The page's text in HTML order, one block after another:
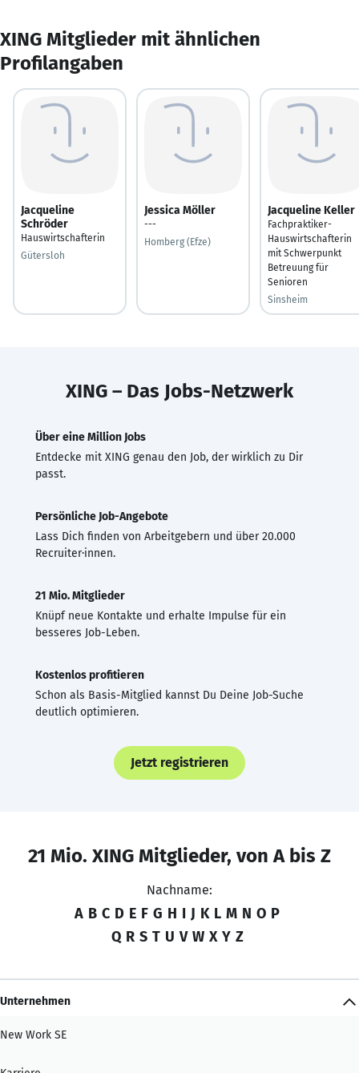
XING Mitglieder mit ähnlichen
Profilangaben
Jacqueline
Schröder
Hauswirtschafterin
Gütersloh
Jessica Möller
---
Homberg (Efze)
Jacqueline Keller
Fachpraktiker-
Hauswirtschafterin
mit Schwerpunkt
Betreuung für
Senioren
Sinsheim
XING – Das Jobs-Netzwerk
Über eine Million Jobs
Entdecke mit XING genau den Job, der wirklich zu Dir
passt.
Persönliche Job-Angebote
Lass Dich finden von Arbeitgebern und über 20.000
Recruiter·innen.
21 Mio. Mitglieder
Knüpf neue Kontakte und erhalte Impulse für ein
besseres Job-Leben.
Kostenlos profitieren
Schon als Basis-Mitglied kannst Du Deine Job-Suche
deutlich optimieren.
Jetzt registrieren
21 Mio. XING Mitglieder, von A bis Z
Nachname:
A B C D E F G H I J K L M N O P
Q R S T U V W X Y Z
Unternehmen
New Work SE